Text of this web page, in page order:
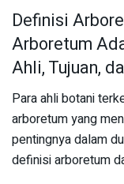
Definisi
Arboretum
Ahli, Tujuan,
Para ahli botani
arboretum yang
pentingnya dalam
definisi arboretum